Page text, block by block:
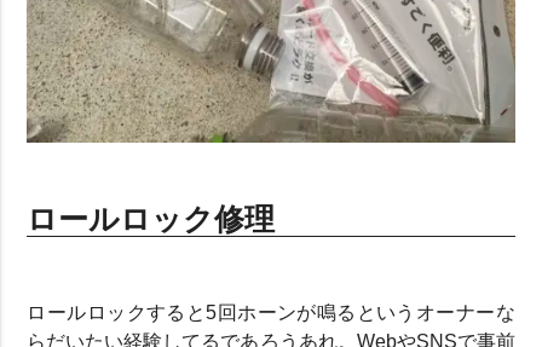
ロールロック修理
ロールロックすると5回ホーンが鳴るというオーナーな
らだいたい経験してるであろうあれ。WebやSNSで事前